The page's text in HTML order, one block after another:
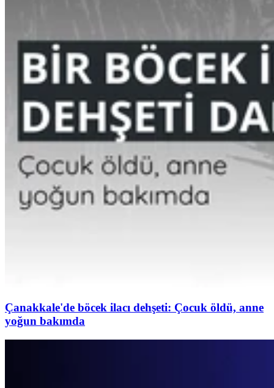
Çanakkale'de böcek ilacı dehşeti: Çocuk öldü, anne
yoğun bakımda